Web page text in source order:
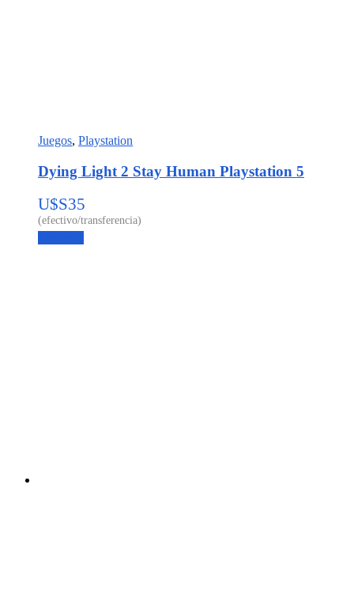
Juegos, Playstation
Dying Light 2 Stay Human Playstation 5
U$S35